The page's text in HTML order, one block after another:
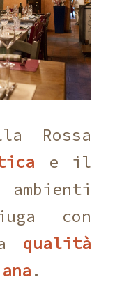
Rossa
e il
con
qualità
.